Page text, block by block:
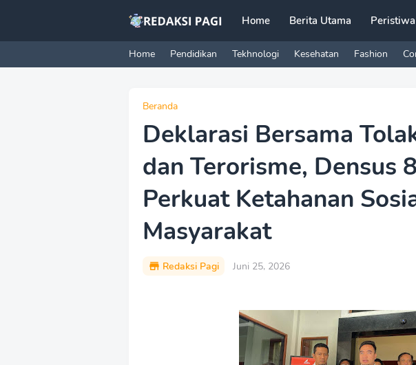
Home Berita Utama Peristiwa
Home Pendidikan Tekhnologi Kesehatan Fashion
Beranda
Deklarasi Bersama
dan Terorisme, Densus
Perkuat Ketahanan
Masyarakat
Redaksi Pagi Juni 25, 2026